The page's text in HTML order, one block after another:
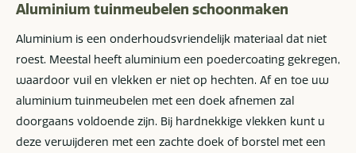
Aluminium tuinmeubelen schoonmaken
Aluminium is een onderhoudsvriendelijk materiaal dat niet
roest. Meestal heeft aluminium een poedercoating gekregen,
waardoor vuil en vlekken er niet op hechten. Af en toe uw
aluminium tuinmeubelen met een doek afnemen zal
doorgaans voldoende zijn. Bij hardnekkige vlekken kunt u
deze verwijderen met een zachte doek of borstel met een